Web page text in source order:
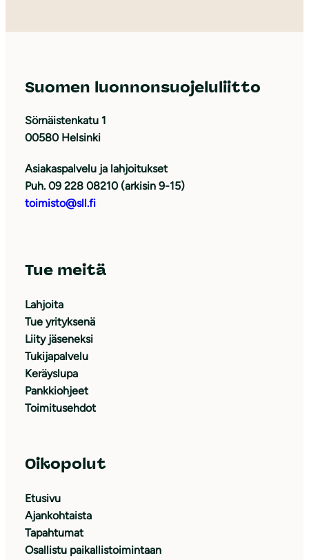
Suomen luonnonsuojeluliitto
Sörnäistenkatu 1
00580 Helsinki
Asiakaspalvelu ja lahjoitukset
Puh. 09 228 08210 (arkisin 9-15)
toimisto@sll.fi
Tue meitä
Lahjoita
Tue yrityksenä
Liity jäseneksi
Tukijapalvelu
Keräyslupa
Pankkiohjeet
Toimitusehdot
Oikopolut
Etusivu
Ajankohtaista
Tapahtumat
Osallistu paikallistoimintaan